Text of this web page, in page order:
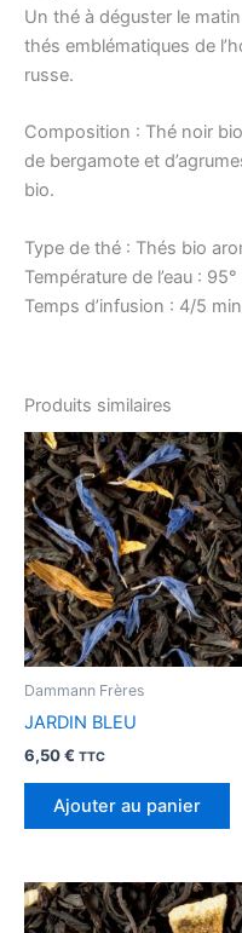
Un thé à déguster le matin
thés emblématiques de
russe.
Composition : Thé noir
de bergamote et
bio.
Type de thé : Thés bio
Température de l’eau : 95°
Temps d’infusion : 4/5
Produits similaires
Dammann Frères
JARDIN BLEU
6,50€ TTC
Ajouter au panier